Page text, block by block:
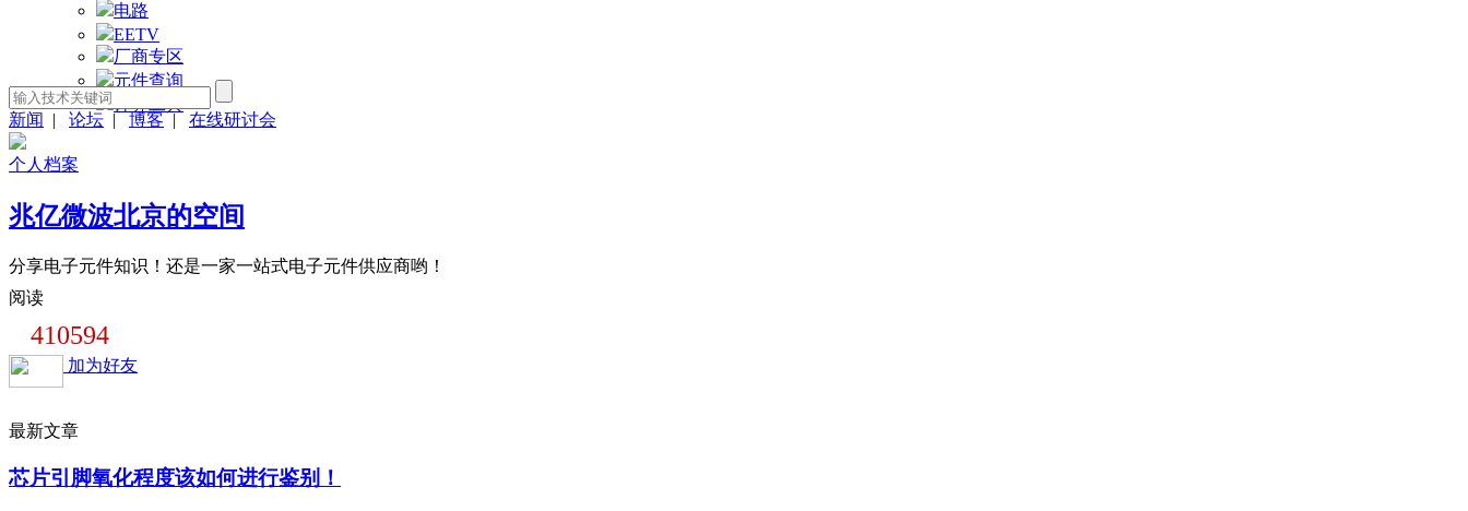
电路
EETV
厂商专区
元件查询
计算工具
新闻
| 论坛 | 博客 | 在线研讨会
个人档案
兆亿微波北京的空间
分享电子元件知识！还是一家一站式电子元件供应商哟！
阅读
410594
加为好友
最新文章
芯片引脚氧化程度该如何进行鉴别！